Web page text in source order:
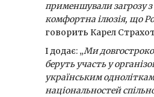
применшували загрозу
комфортна ілюзія, що
говорить Карел
І додає: „Ми
беруть участь у
українським
національностей